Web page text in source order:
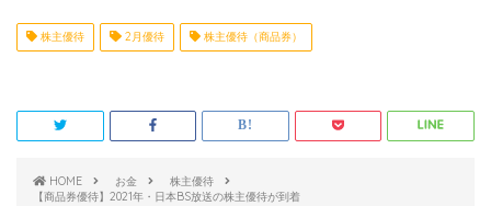
株主優待 2月優待 株主優待（商品券）
HOME お金
株主優待
【商品券優待】2021年・日本BS放送の株主優待が到着